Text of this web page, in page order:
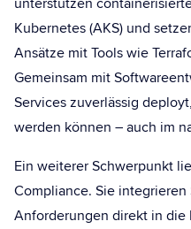
Kubernetes (AKS) und
Ansätze mit Tools wie
Gemeinsam mit
Services zuverlässig
werden können – auch im
Ein weiterer Schwerpunkt
Compliance. Sie
Anforderungen direkt in die